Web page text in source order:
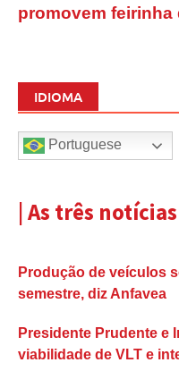
promovem feirinha
IDIOMA
Portuguese
| As três
Produção de veículos
semestre, diz Anfavea
Presidente Prudente e
viabilidade de VLT e